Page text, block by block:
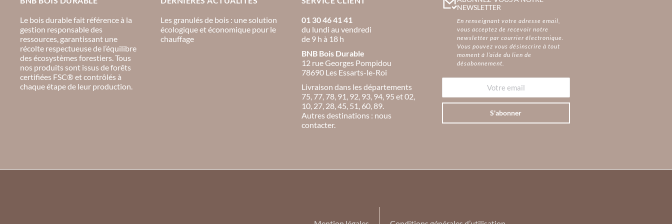
Le bois durable fait référence à la
gestion responsable des
ressources, garantissant une
récolte respectueuse de l’équilibre
des écosystèmes forestiers. Tous
nos produits sont issus de forêts
certifiées FSC® et contrôlés à
chaque étape de leur production.
Les granulés de bois : une solution
écologique et économique pour le
chauffage
01 30 46 41 41
du lundi au vendredi
de 9 h à 18 h
BNB Bois Durable
12 rue Georges Pompidou
78690 Les Essarts-le-Roi
Livraison dans les départements
75, 77, 78, 91, 92, 93, 94, 95 et 02,
10, 27, 28, 45, 51, 60, 89.
Autres destinations : nous
contacter.
NEWSLETTER
En renseignant votre adresse email,
vous acceptez de recevoir notre
newsletter par courrier électronique.
Vous pouvez vous désinscrire à tout
moment à l’aide du lien de
désabonnement.
S'abonner